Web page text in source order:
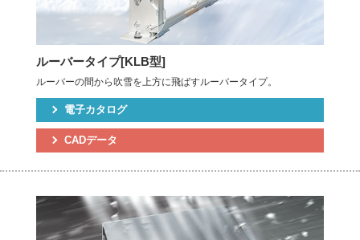
ルーバータイプ[KLB型]
ルーバーの間から吹雪を上方に飛ばすルーバータイプ。
電子カタログ
CADデータ